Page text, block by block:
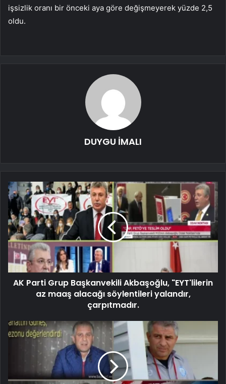
işsizlik oranı bir önceki aya göre değişmeyerek yüzde 2,5
oldu.
DUYGU İMALI
AK Parti Grup Başkanvekili Akbaşoğlu, "EYT'lilerin
az maaş alacağı söylentileri yalandır,
çarpıtmadır.